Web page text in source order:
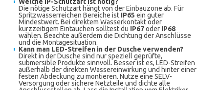
Die nötige Schutzart hängt von der Einbauzone ab. Für
Spritzwasserreichen Bereiche ist IP65 ein guter
Mindestwert. Bei direktem Wasserkontakt oder
kurzzeitigem Eintauchen solltest du IP67oder IP68
wählen. Beachte außerdem die Dichtung der Anschlüsse
und die Montagesituation.
Kann man LED-Streifen in der Dusche verwenden?
Direkt in der Dusche sind nur speziell geprüfte,
submersible Produkte sinnvoll. Besser ist es, LED-Streifen
außerhalb der direkten Wassereinwirkung und hinter einer
festen Abdeckung zu montieren. Nutze eine SELV-
Versorgung oder sichere Netzteile und dichte alle